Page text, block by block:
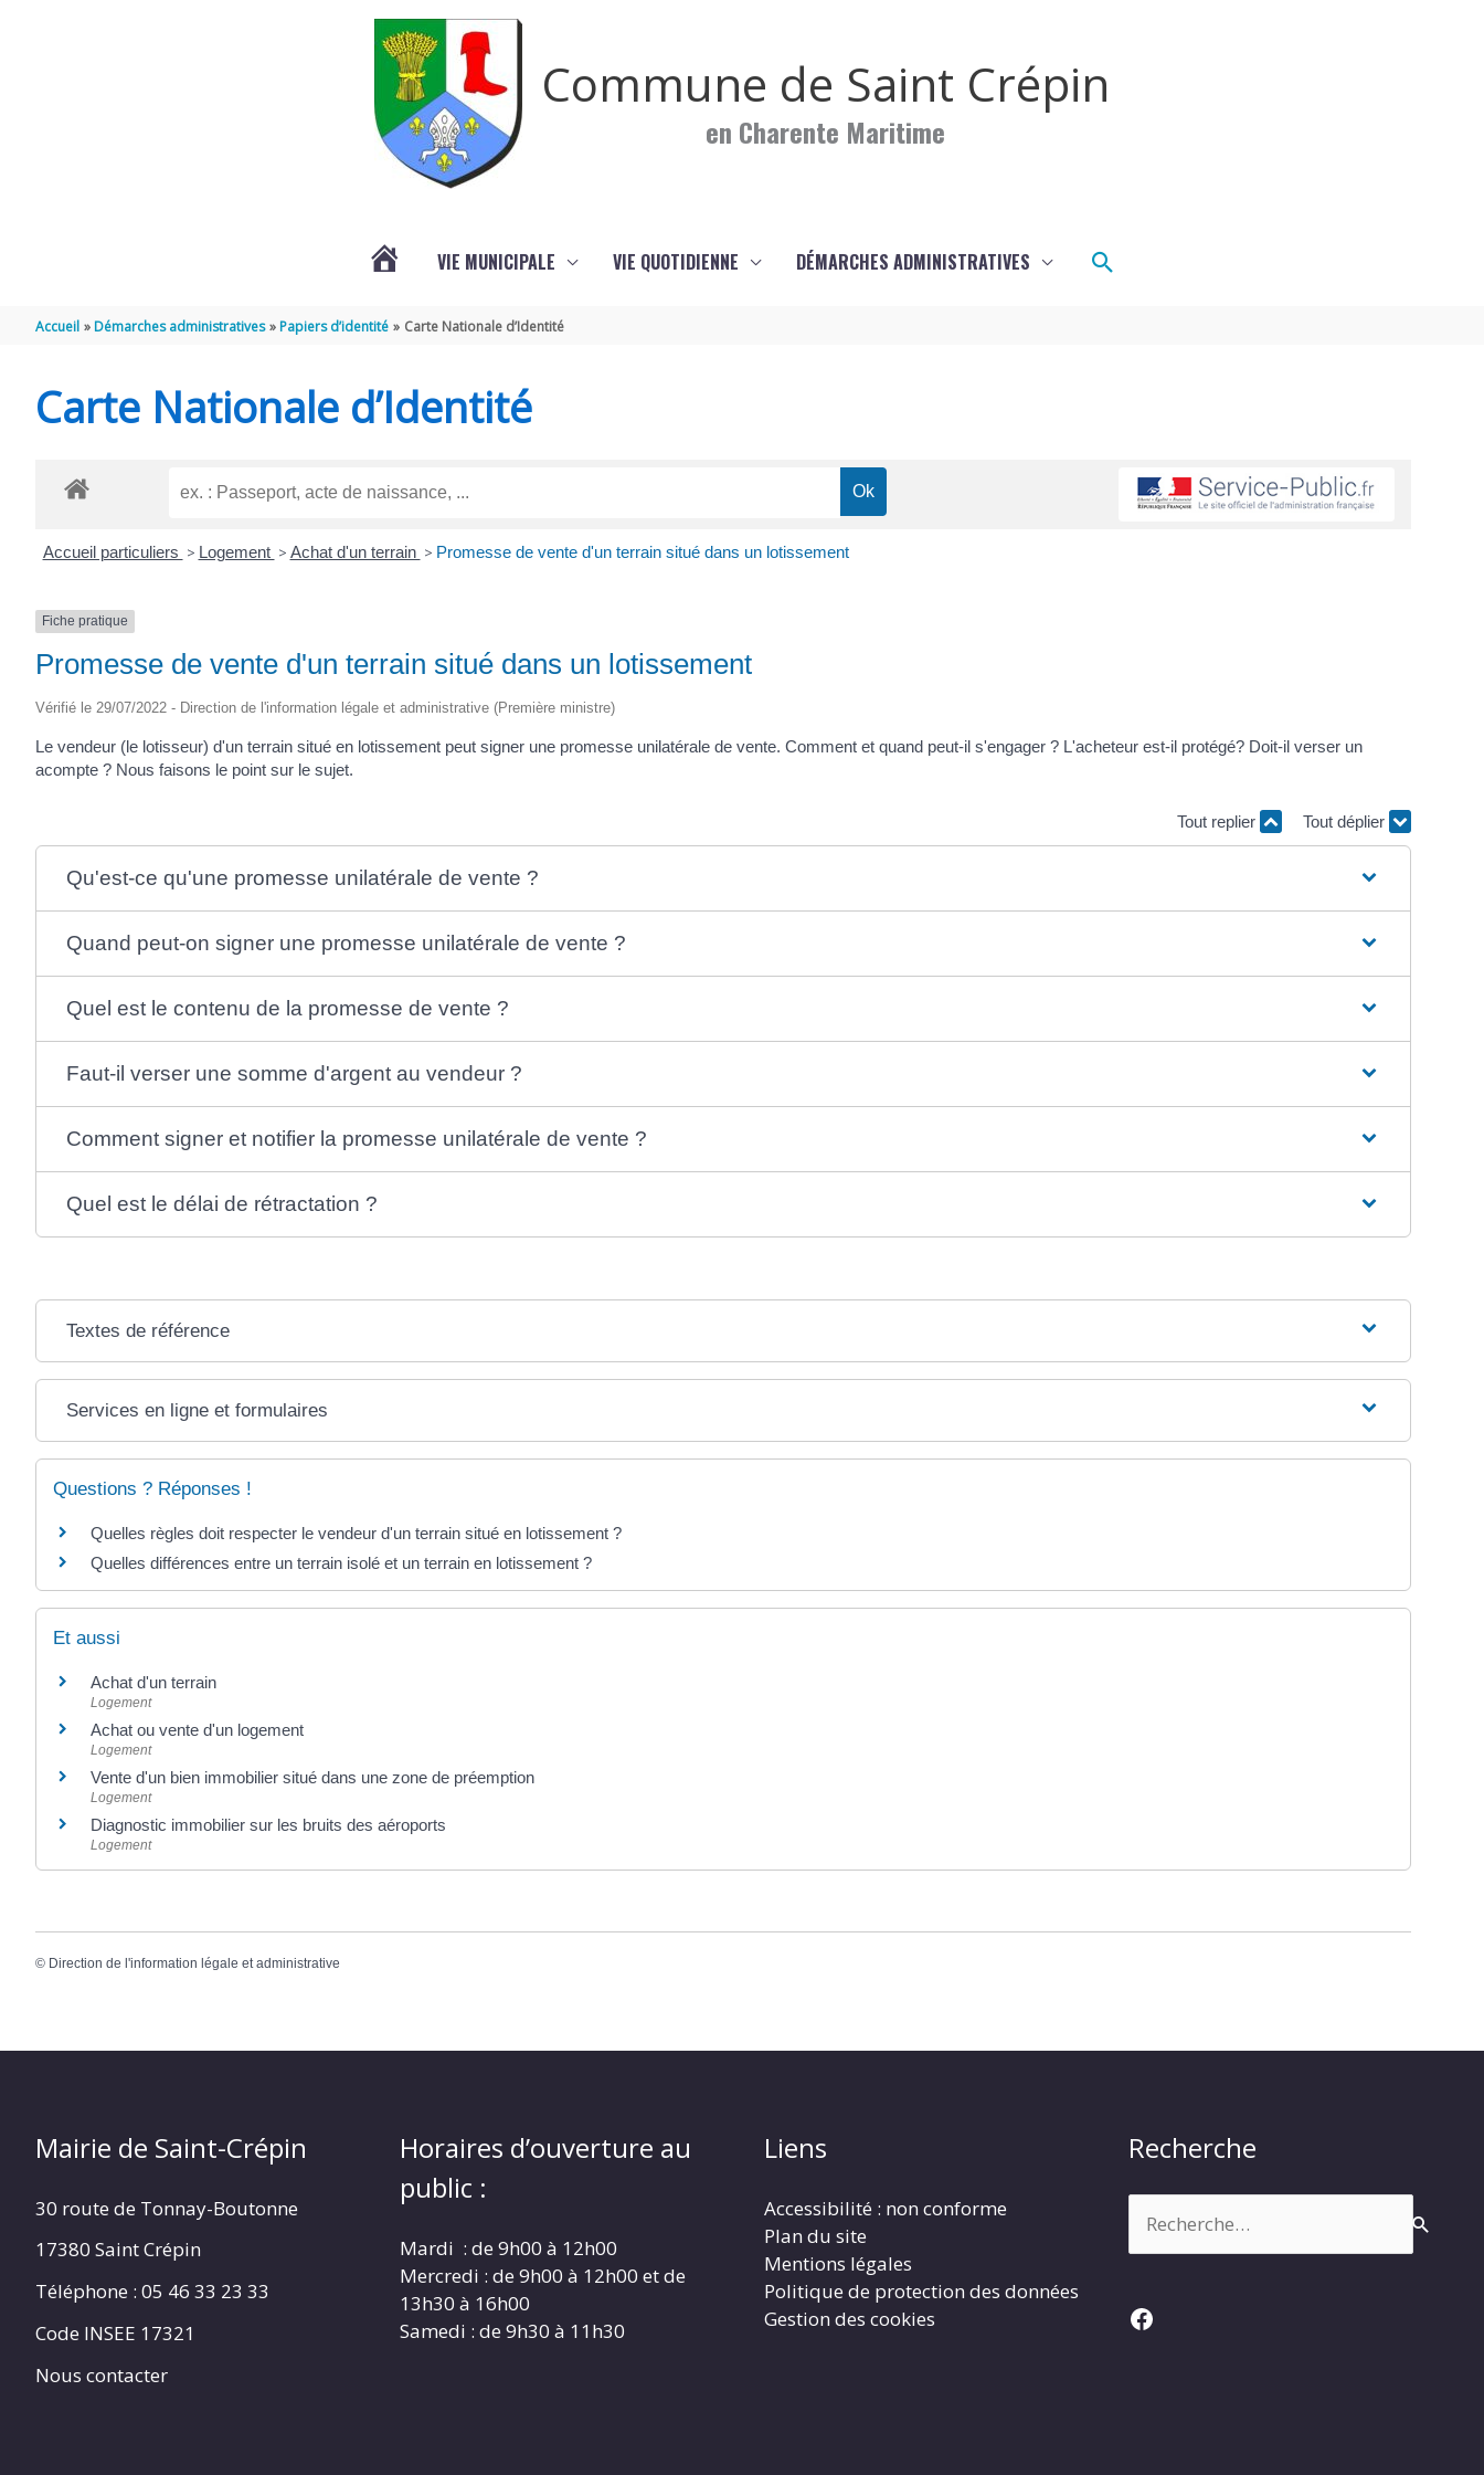
Commune de Saint Crépin
en Charente Maritime
VIE MUNICIPALE VIE QUOTIDIENNE DÉMARCHES ADMINISTRATIVES Rechercher
Accueil Démarches administratives Papiers d’identité Carte Nationale d’Identité
Carte Nationale d’Identité
Accueil particuliers > Logement > Achat d'un terrain > Promesse de vente d'un terrain situé dans un lotissement
Fiche pratique
Promesse de vente d'un terrain situé dans un lotissement
Vérifié le 29/07/2022 - Direction de l'information légale et administrative (Première ministre)
Le vendeur (le lotisseur) d'un terrain situé en lotissement peut signer une promesse unilatérale de vente. Comment et quand peut-il s'engager ? L'acheteur est-il protégé? Doit-il verser un
acompte ? Nous faisons le point sur le sujet.
Tout replier Tout déplier
Qu'est-ce qu'une promesse unilatérale de vente ?
Quand peut-on signer une promesse unilatérale de vente ?
Quel est le contenu de la promesse de vente ?
Faut-il verser une somme d'argent au vendeur ?
Comment signer et notifier la promesse unilatérale de vente ?
Quel est le délai de rétractation ?
Textes de référence
Services en ligne et formulaires
Questions ? Réponses !
Quelles règles doit respecter le vendeur d'un terrain situé en lotissement ?
Quelles différences entre un terrain isolé et un terrain en lotissement ?
Et aussi
Achat d'un terrain
Logement
Achat ou vente d'un logement
Logement
Vente d'un bien immobilier situé dans une zone de préemption
Logement
Diagnostic immobilier sur les bruits des aéroports
Logement
© Direction de l'information légale et administrative
Mairie de Saint-Crépin
30 route de Tonnay-Boutonne
17380 Saint Crépin
Téléphone : 05 46 33 23 33
Code INSEE 17321
Nous contacter
Horaires d’ouverture au
public :
Mardi : de 9h00 à 12h00
Mercredi : de 9h00 à 12h00 et de
13h30 à 16h00
Samedi : de 9h30 à 11h30
Liens
Accessibilité : non conforme
Plan du site
Mentions légales
Politique de protection des données
Gestion des cookies
Recherche
Facebook